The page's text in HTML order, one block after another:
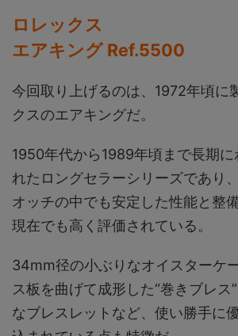
ロレックス
エアキング Ref.5500
今回取り上げるのは、1972年頃に
クスのエアキングだ。
1950年代から1989年頃まで長期に
れたロングセラーシリーズであり
オッチの中でも安定した性能と整
現在でも高く評価されている。
34mm径の小ぶりなオイスターケ
ス板を曲げて成形した“巻きブレス
なブレスレットなど、使い勝手に